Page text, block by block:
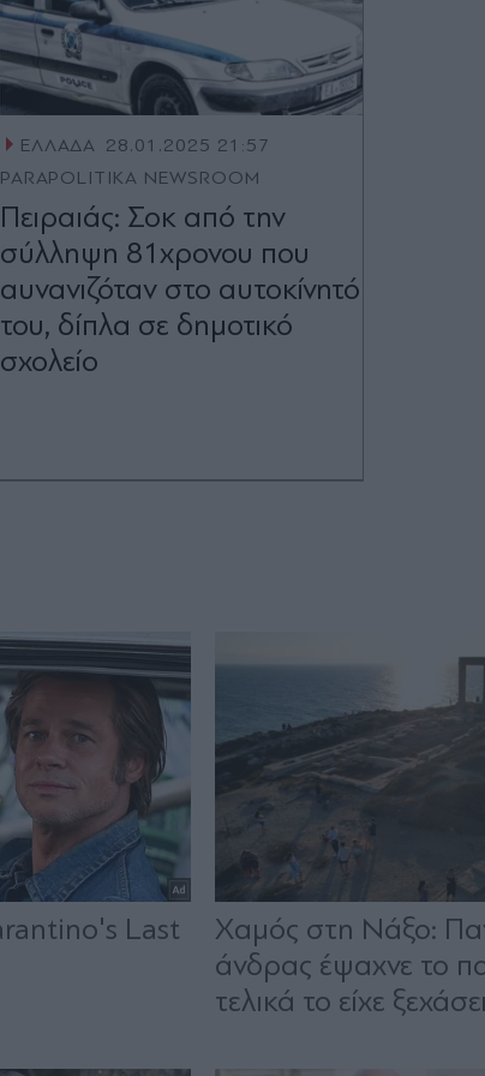
ΕΛΛΑΔΑ 28.01.2025 21:57
PARAPOLITIKA NEWSROOM
Πειραιάς: Σοκ από την
σύλληψη 81χρονου που
αυνανιζόταν στο αυτοκίνητό
του, δίπλα σε δημοτικό
σχολείο